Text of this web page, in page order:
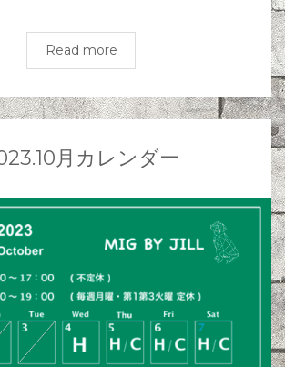
Read more
月カレンダー